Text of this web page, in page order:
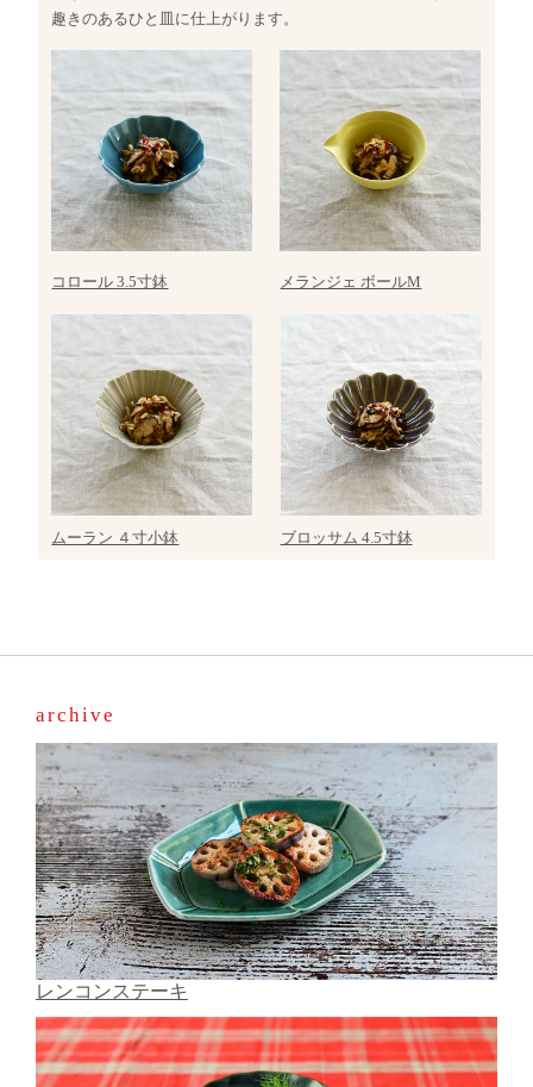
趣きのあるひと皿に仕上がります。
コロール 3.5寸鉢 メランジェ ボールM
ムーラン ４寸小鉢 ブロッサム 4.5寸鉢
archive
レンコンステーキ